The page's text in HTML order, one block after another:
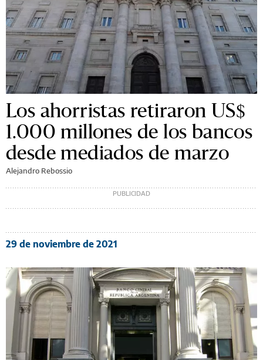
Los ahorristas retiraron US$
1.000 millones de los bancos
desde mediados de marzo
Alejandro Rebossio
29 de noviembre de 2021